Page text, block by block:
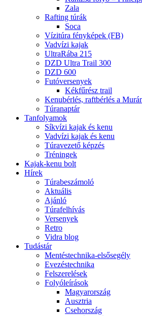
Zala
Rafting túrák
Soca
Vízitúra fényképek (FB)
Vadvízi kajak
UltraRába 215
DZD Ultra Trail 300
DZD 600
Futóversenyek
Kékfűrész trail
Kenubérlés, raftbérlés a
Túranaptár
Tanfolyamok
Síkvízi kajak és kenu
Vadvízi kajak és kenu
Túravezető képzés
Tréningek
Kajak-kenu bolt
Hírek
Túrabeszámoló
Aktuális
Ajánló
Túrafelhívás
Versenyek
Retro
Vidra blog
Tudástár
Mentéstechnika-elsősegély
Evezéstechnika
Felszerelések
Folyóleírások
Magyarország
Ausztria
Csehország